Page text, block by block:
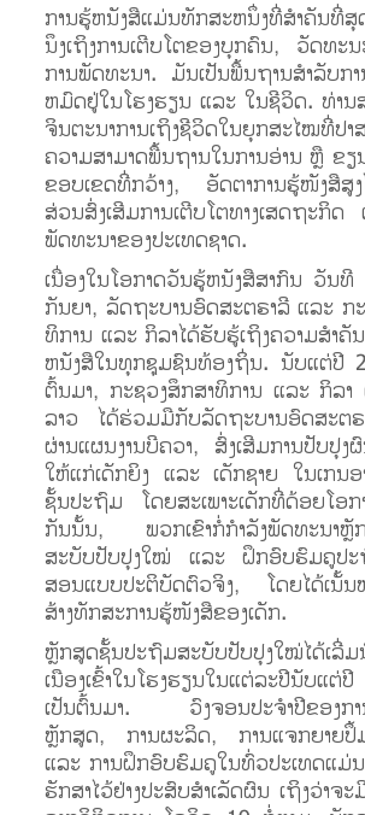
ການຮູ້ຫນັງສືແມ່ນທັກສະຫນຶ່ງທີ່ສໍາຄັນທີ່
ນຶງເຖິງການເຕີບໂຕຂອງບຸກຄົນ, ວັດທະ
ການພັດທະນາ. ມັນເປັນພື້ນຖານສໍາລັບກ
ຫມົດຢູ່ໃນໂຮງຮຽນ ແລະ ໃນຊີວິດ. ທ່ານ
ຈິນຕະນາການເຖິງຊີວິດໃນຍຸກສະໄໝທີ່ປາ
ຄວາມສາມາດພື້ນຖານໃນການອ່ານ ຫຼື ຂຽ
ຂອບ​ເຂດ​ທີ່ກວ້າງ​, ອັດຕາ​ການ​ຮູ້​ໜັງສື​ສູ
ສ່ວນສົ່ງເສີມການ​ເຕີບ​ໂຕ​ທາງເສດຖະກິ
ພັດທະນາຂອງ​ປະ​ເທດ​ຊາດ.
ເນື່ອງໃນ​ໂອກາດວັນ​​ຮູ້​ຫນັງ​ສື​ສາ​ກົນ ວັນ
ກັນຍາ, ລັດຖະບານອົດ​ສະ​ຕຣາ​ລີ​ ແລະ​ ກ
ທິ​ການ​ ແລະ ​ກິ​ລາ​ໄດ້​ຮັບ​ຮູ້​ເຖິງຄວາມ​ສໍາ​ຄັ
ຫນັງ​ສື​ໃນ​ທຸກ​ຊຸມ​ຊົນ​ທ້ອງ​ຖິ່ນ. ນັບແຕ່ປີ
ຕົ້ນມາ, ກະຊວງສຶກສາທິການ ແລະ ກິລ
ລາວ ໄດ້ຮ່ວມມືກັບລັດຖະບານອົດສະຕ
ຜ່ານແຜນງານບີຄວາ, ສົ່ງເສີມການປັບປຸງ
ໃຫ້ແກ່ເດັກຍິງ ແລະ ເດັກຊາຍ ໃນເກນອ
ຊັ້ນປະຖົມ ໂດຍສະເພາະເດັກທີ່ດ້ອຍໂອ
ກັນ​ນັ້ນ, ພວກ​ເຂົາກໍ່ກຳລັງ​​​ພັດທະນາ​ຫຼັ
ສະບັບປັບປຸງ​ໃໝ່ ​ແລະ ຝຶກ​ອົບຮົມ​ຄູ​ປະ
ສອນ​ແບບ​ປະຕິບັດຕົວຈິງ, ​ໂດຍໄດ້ເນັ້ນ
ສ້າງ​ທັກ​ສະ​ການ​ຮູ້​ໜັງສື​ຂອງ​ເດັກ.
ຫຼັກສູດຊັ້ນປະຖົມສະບັບປັບປຸງໃໝ່ໄດ້ເລີ່ມ
ເນືອງເຂົ້າໃນໂຮງຮຽນໃນແຕ່ລະປີນັບ
ເປັນຕົ້ນມາ. ວົງຈອນປະຈຳປີຂອງກາ
ຫຼັກສູດ, ການຜະລິດ, ການແຈກຍາຍປຶ້
ແລະ ການຝຶກອົບຮົມຄູໃນທົ່ວປະເທດແມ່
ຮັກສາໄວ້ຢ່າງປະສົບສຳເລັດຜົນ ເຖິງວ່າຈະ